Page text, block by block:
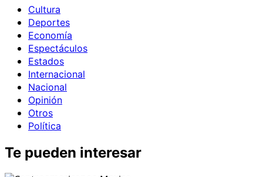
Cultura
Deportes
Economía
Espectáculos
Estados
Internacional
Nacional
Opinión
Otros
Política
Te pueden interesar